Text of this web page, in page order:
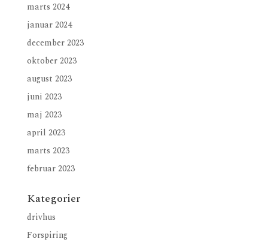
marts 2024
januar 2024
december 2023
oktober 2023
august 2023
juni 2023
maj 2023
april 2023
marts 2023
februar 2023
Kategorier
drivhus
Forspiring